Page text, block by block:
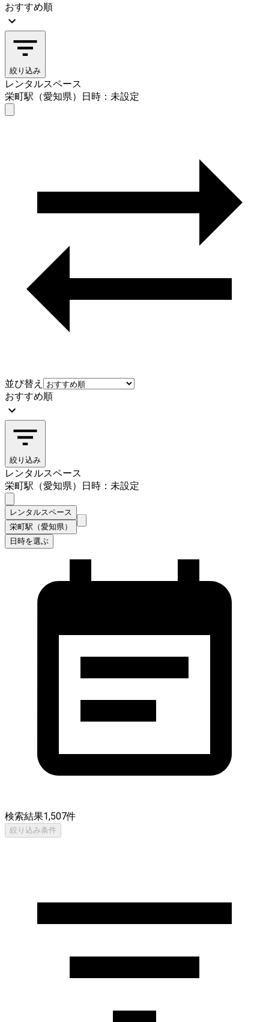
おすすめ順
絞り込み
レンタルスペース
栄町駅（愛知県）
日時：未設定
並び替え
おすすめ順
絞り込み
レンタルスペース
栄町駅（愛知県）
日時：未設定
レンタルスペース
栄町駅（愛知県）
日時を選ぶ
検索結果1,507件
絞り込み条件